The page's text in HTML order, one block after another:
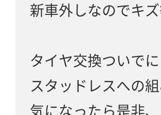
新車外しなのでキ
タイヤ交換ついで
スタッドレスへの
気になったら是非